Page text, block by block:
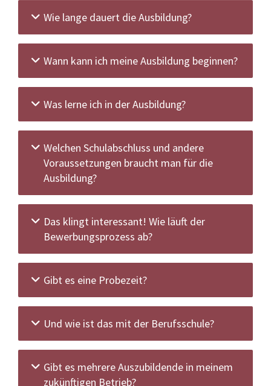
Wie lange dauert die Ausbildung?
Wann kann ich meine Ausbildung beginnen?
Was lerne ich in der Ausbildung?
Welchen Schulabschluss und andere
Voraussetzungen braucht man für die
Ausbildung?
Das klingt interessant! Wie läuft der
Bewerbungsprozess ab?
Gibt es eine Probezeit?
Und wie ist das mit der Berufsschule?
Gibt es mehrere Auszubildende in meinem
zukünftigen Betrieb?